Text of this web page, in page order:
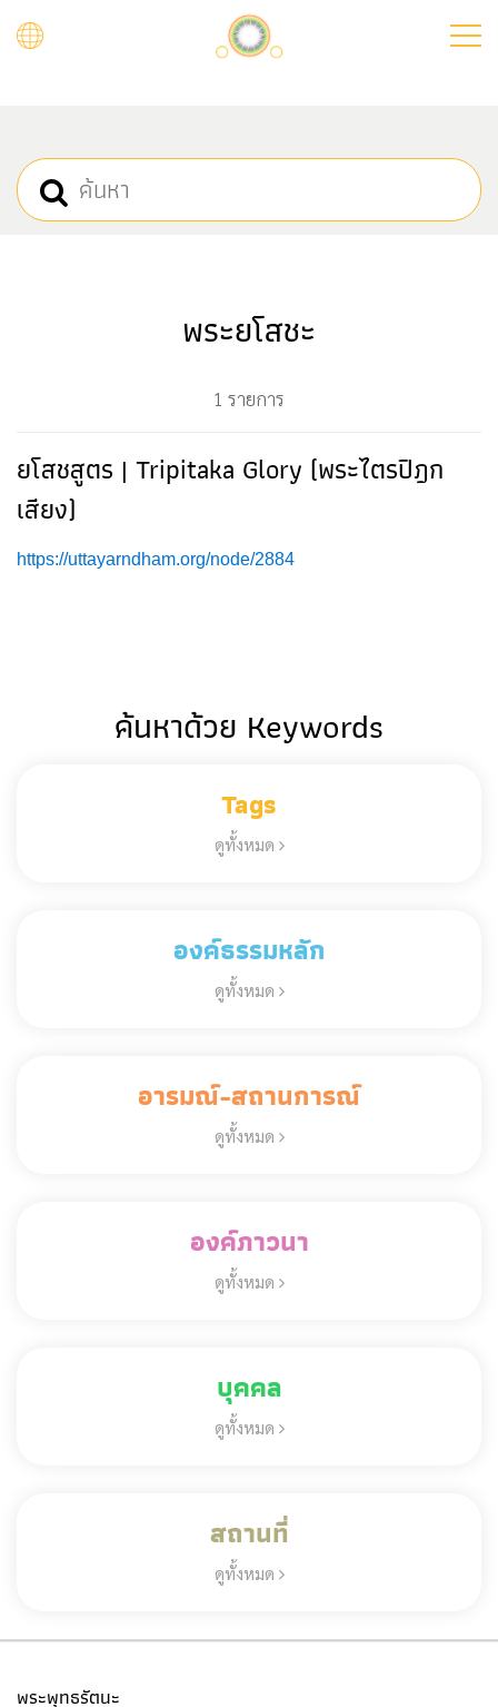
พระยโสชะ
1 รายการ
ยโสชสูตร | Tripitaka Glory (พระไตรปิฎก
เสียง)
https://uttayarndham.org/node/2884
ค้นหาด้วย Keywords
Tags
ดูทั้งหมด
องค์ธรรมหลัก
ดูทั้งหมด
อารมณ์-สถานการณ์
ดูทั้งหมด
องค์ภาวนา
ดูทั้งหมด
บุคคล
ดูทั้งหมด
สถานที่
ดูทั้งหมด
พระพุทธรัตนะ